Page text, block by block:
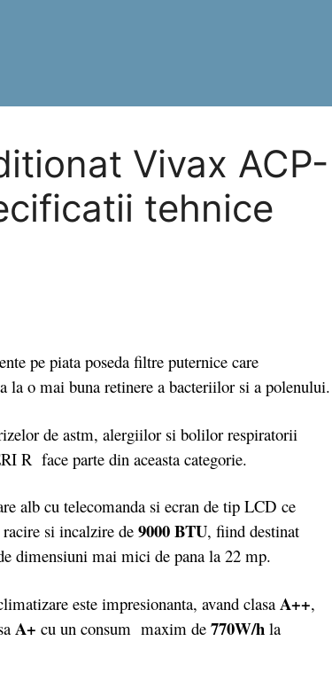
Vivax ACP-
tehnice
pe piata poseda filtre puternice care
la o mai buna retinere a bacteriilor si a polenului.
de astm, alergiilor si bolilor respiratorii
R face parte din aceasta categorie.
alb cu telecomanda si ecran de tip LCD ce
si incalzire de 9000 BTU, fiind destinat
dimensiuni mai mici de pana la 22 mp.
este impresionanta, avand clasa A++,
A+ cu un consum maxim de 770W/h la